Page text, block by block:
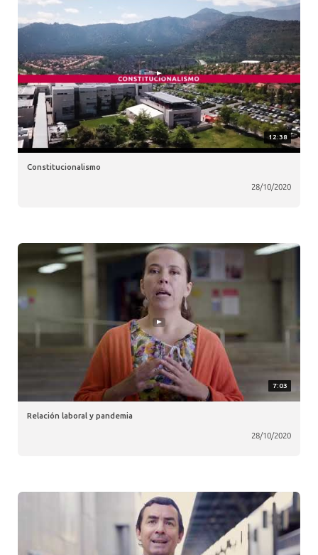
12:38
Constitucionalismo
28/10/2020
7:03
Relación laboral y pandemia
28/10/2020